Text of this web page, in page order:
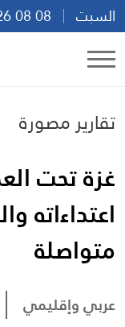
السبت
22:29
تقارير مصورة
غزة تحت
اعتداءاته
متواصلة
عربي وإقليمي